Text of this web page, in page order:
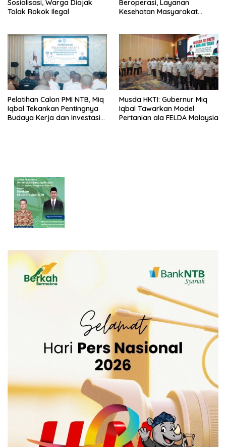
Sosialisasi, Warga Diajak
Tolak Rokok Ilegal
Beroperasi, Layanan
Kesehatan Masyarakat
Pelatihan Calon PMI NTB, Miq
Iqbal Tekankan Pentingnya
Budaya Kerja dan Investasi
Musda HKTI: Gubernur Miq
Iqbal Tawarkan Model
Pertanian ala FELDA Malaysia